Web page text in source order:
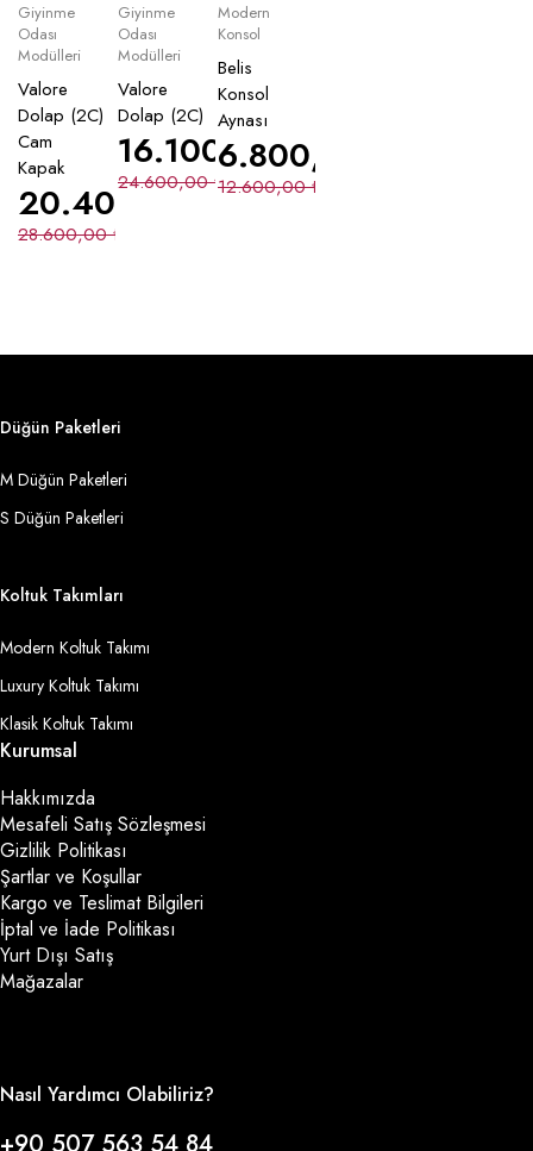
Giyinme
Odası
Modülleri
Valore
Dolap (2C)
Cam
Kapak
28.600,00₺
20.400,00₺
Giyinme
Odası
Modülleri
Valore
Dolap (2C)
24.600,00₺
16.100,00₺
Modern
Konsol
Belis
Konsol
Aynası
12.600,00₺
6.800,00
Düğün Paketleri
M Düğün Paketleri
S Düğün Paketleri
Koltuk Takımları
Modern Koltuk Takımı
Luxury Koltuk Takımı
Klasik Koltuk Takımı
Kurumsal
Hakkımızda
Mesafeli Satış Sözleşmesi
Gizlilik Politikası
Şartlar ve Koşullar
Kargo ve Teslimat Bilgileri
İptal ve İade Politikası
Yurt Dışı Satış
Mağazalar
Nasıl Yardımcı Olabiliriz?